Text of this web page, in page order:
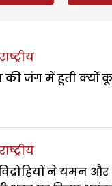
की जंग में हूती क्यों
ने यमन और